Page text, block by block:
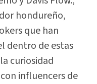
hondureño,
que han
dentro de estas
curiosidad
influencers de